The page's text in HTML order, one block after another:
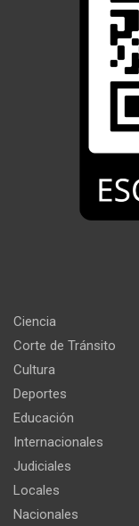
Ciencia
Corte de Tránsito
Cultura
Deportes
Educación
Internacionales
Judiciales
Locales
Nacionales